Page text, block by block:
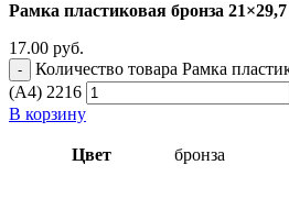
Рамка пластиковая бронза
17.00 руб.
Количество товара Рамка
(А4) 2216
В корзину
Цвет бронза